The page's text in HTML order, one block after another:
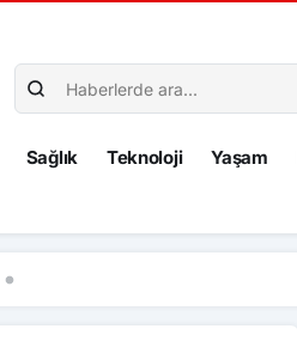
Sağlık Teknoloji Yaşam
fuarı yapılacak